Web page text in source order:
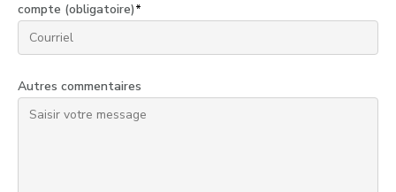
compte (obligatoire)*
Autres commentaires